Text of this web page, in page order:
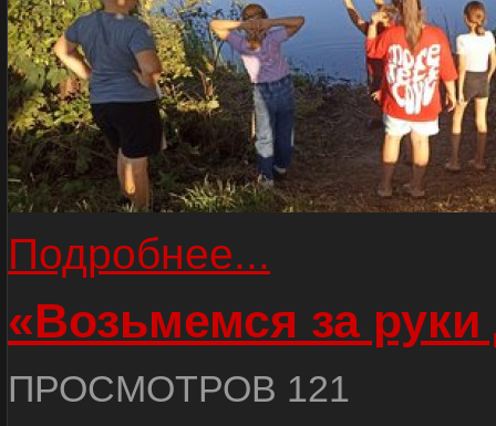
Подробнее...
«Возьмемся за руки
ПРОСМОТРОВ 121